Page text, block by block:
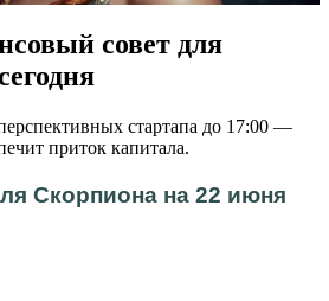
совет для
стартапа до 17:00 —
приток капитала.
Скорпиона на 22 июня